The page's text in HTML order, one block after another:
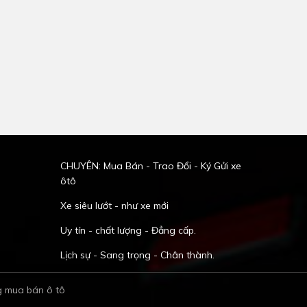
CHUYÊN: Mua Bán - Trao Đổi - Ký Gửi xe
ôtô
Xe siêu lướt - như xe mới
Uy tín - chất lượng - Đẳng cấp.
Lịch sự - Sang trọng - Chân thành.
mua bán ô tô